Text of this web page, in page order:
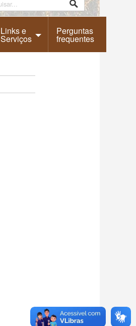
Links e
Serviços
Perguntas
frequentes